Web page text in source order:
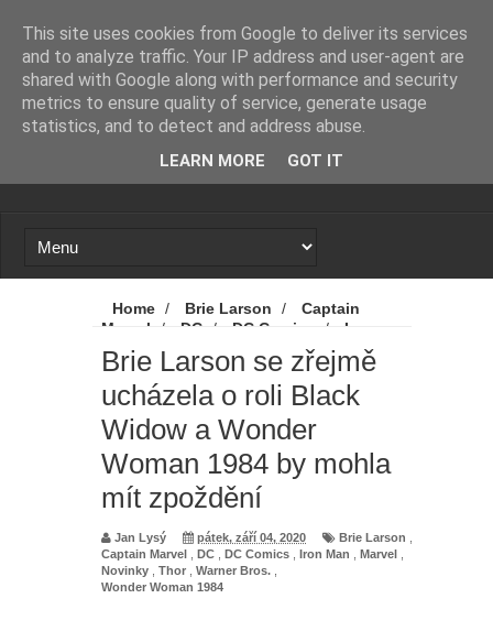
Loading...
Home / Brie Larson /
Captain
Marvel
/ DC / DC Comics /
Iron
Man
Marvel / Thor
Warner Bros. / Wonder Woman 1984
Brie Larson se zřejmě ucházela o roli Black
Widow a Wonder Woman 1984 by mohla mít
zpoždění
Brie Larson se zřejmě
ucházela o roli Black
Widow a Wonder
Woman 1984 by mohla
mít zpoždění
Jan Lysý pátek, září 04, 2020 Brie Larson
Captain Marvel
DC DC Comics Iron Man Marvel
Novinky
Thor Warner Bros.
Wonder Woman 1984
This site uses cookies from Google to deliver its services
and to analyze traffic. Your IP address and user-agent are
shared with Google along with performance and security
metrics to ensure quality of service, generate usage
statistics, and to detect and address abuse.
LEARN MORE GOT IT